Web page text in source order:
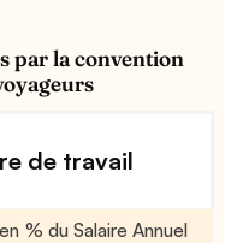
par la convention
de travail
% du Salaire Annuel